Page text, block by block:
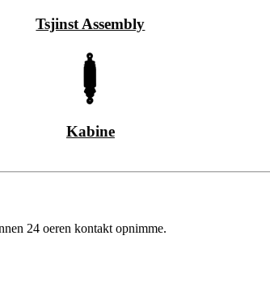
Tsjinst Assembly
Kabine
24 oeren kontakt opnimme.